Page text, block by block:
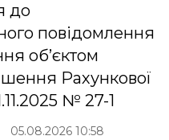
до
повідомлення
об’єктом
Рахункової
№ 27-1
05.08.2026 10:58